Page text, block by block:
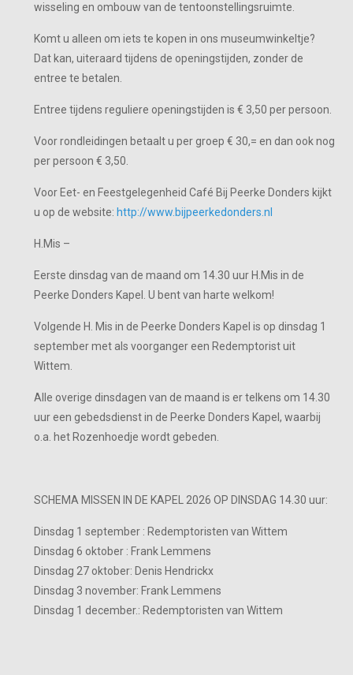
wisseling en ombouw van de tentoonstellingsruimte.
Komt u alleen om iets te kopen in ons museumwinkeltje?
Dat kan, uiteraard tijdens de openingstijden, zonder de
entree te betalen.
Entree tijdens reguliere openingstijden is € 3,50 per persoon.
Voor rondleidingen betaalt u per groep € 30,= en dan ook nog
per persoon € 3,50.
Voor Eet- en Feestgelegenheid Café Bij Peerke Donders kijkt
u op de website: http://www.bijpeerkedonders.nl
H.Mis –
Eerste dinsdag van de maand om 14.30 uur H.Mis in de
Peerke Donders Kapel. U bent van harte welkom!
Volgende H. Mis in de Peerke Donders Kapel is op dinsdag 1
september met als voorganger een Redemptorist uit
Wittem.
Alle overige dinsdagen van de maand is er telkens om 14.30
uur een gebedsdienst in de Peerke Donders Kapel, waarbij
o.a. het Rozenhoedje wordt gebeden.
SCHEMA MISSEN IN DE KAPEL 2026 OP DINSDAG 14.30 uur:
Dinsdag 1 september : Redemptoristen van Wittem
Dinsdag 6 oktober : Frank Lemmens
Dinsdag 27 oktober: Denis Hendrickx
Dinsdag 3 november: Frank Lemmens
Dinsdag 1 december.: Redemptoristen van Wittem